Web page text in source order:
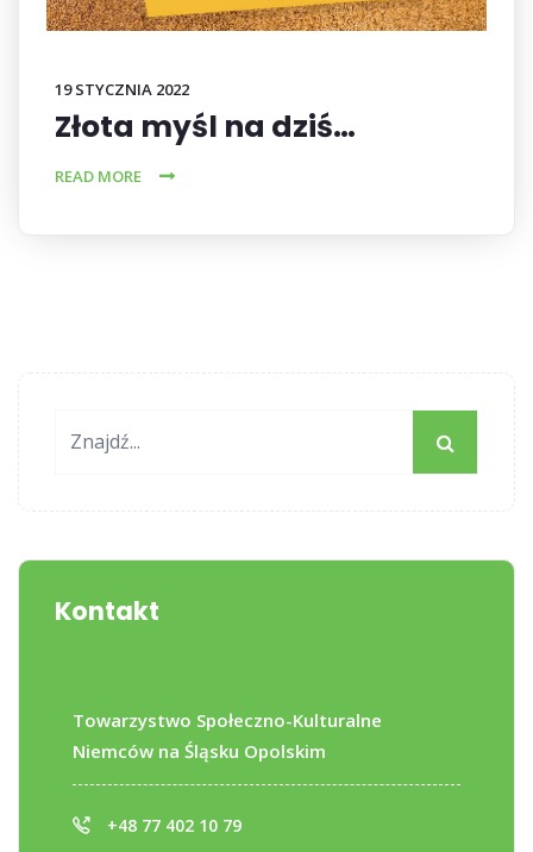
19 STYCZNIA 2022
Złota myśl na dziś…
READ MORE
Kontakt
Towarzystwo Społeczno-Kulturalne
Niemców na Śląsku Opolskim
+48 77 402 10 79